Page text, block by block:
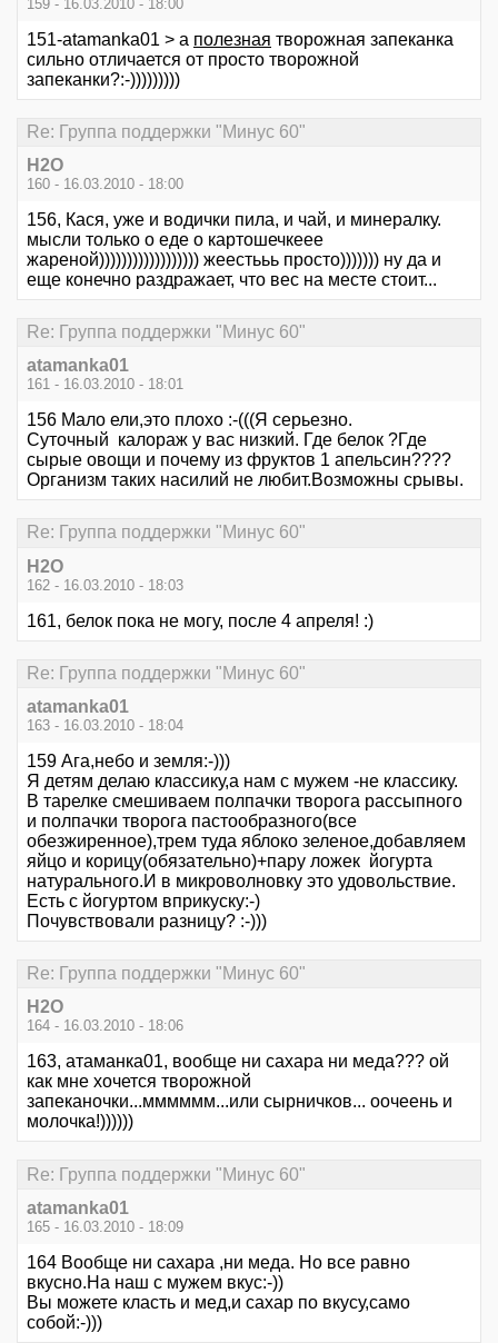
159 - 16.03.2010 - 18:00
151-atamanka01 > а полезная творожная запеканка
сильно отличается от просто творожной
запеканки?:-)))))))))
Re: Группа поддержки "Минус 60"
Н2О
160 - 16.03.2010 - 18:00
156, Кася, уже и водички пила, и чай, и минералку.
мысли только о еде о картошечкеее
жареной)))))))))))))))))) жеестььь просто))))))) ну да и
еще конечно раздражает, что вес на месте стоит...
Re: Группа поддержки "Минус 60"
atamanka01
161 - 16.03.2010 - 18:01
156 Мало ели,это плохо :-(((Я серьезно.
Суточный калораж у вас низкий. Где белок ?Где
сырые овощи и почему из фруктов 1 апельсин????
Организм таких насилий не любит.Возможны срывы.
Re: Группа поддержки "Минус 60"
Н2О
162 - 16.03.2010 - 18:03
161, белок пока не могу, после 4 апреля! :)
Re: Группа поддержки "Минус 60"
atamanka01
163 - 16.03.2010 - 18:04
159 Ага,небо и земля:-)))
Я детям делаю классику,а нам с мужем -не классику.
В тарелке смешиваем полпачки творога рассыпного
и полпачки творога пастообразного(все
обезжиренное),трем туда яблоко зеленое,добавляем
яйцо и корицу(обязательно)+пару ложек йогурта
натурального.И в микроволновку это удовольствие.
Есть с йогуртом вприкуску:-)
Почувствовали разницу? :-)))
Re: Группа поддержки "Минус 60"
Н2О
164 - 16.03.2010 - 18:06
163, атаманка01, вообще ни сахара ни меда??? ой
как мне хочется творожной
запеканочки...мммммм...или сырничков... оочеень и
молочка!))))))
Re: Группа поддержки "Минус 60"
atamanka01
165 - 16.03.2010 - 18:09
164 Вообще ни сахара ,ни меда. Но все равно
вкусно.На наш с мужем вкус:-))
Вы можете класть и мед,и сахар по вкусу,само
собой:-)))